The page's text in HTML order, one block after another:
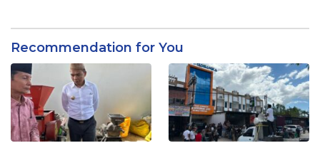
Recommendation for You